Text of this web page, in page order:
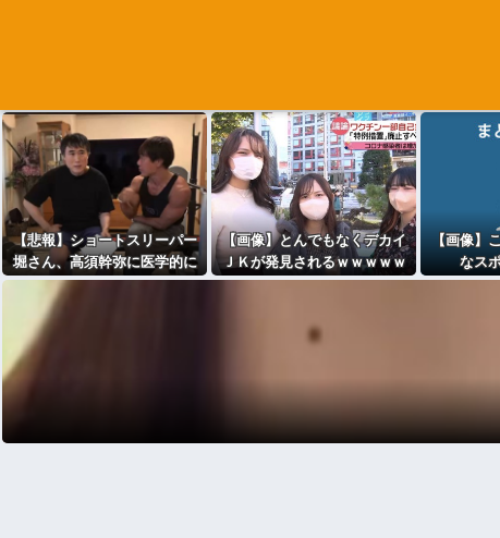
【悲報】ショートスリーパー
堀さん、高須幹弥に医学的に
詰められてガチ切れwwww
【画像】とんでもなくデカイ
ＪＫが発見されるｗｗｗｗｗ
ｗ
【画像】
なス